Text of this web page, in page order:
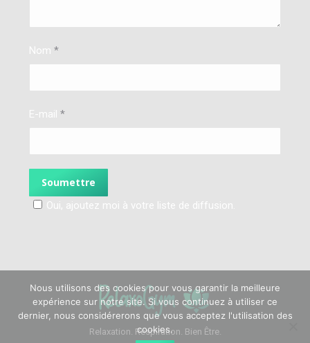
Nom*
E-mail*
Oui, ajoutez moi à votre liste de diffusion.
Relaxation. Respiration. Bien Être.
Nous utilisons des cookies pour vous garantir la meilleure
expérience sur notre site. Si vous continuez à utiliser ce
dernier, nous considérerons que vous acceptez l'utilisation des
cookies.